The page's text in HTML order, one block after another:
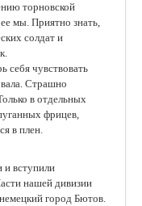
торновской
мы. Приятно знать,
солдат и
себя чувствовать
Страшно
в отдельных
фрицев,
в плен.
и вступили
нашей дивизии
город Бютов.